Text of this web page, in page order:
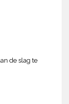
de slag te